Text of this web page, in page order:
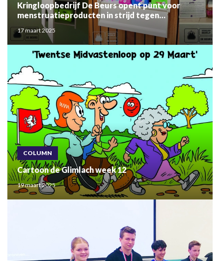
Kringloopbedrijf De Beurs opent punt voor
menstruatieproducten in strijd tegen
menstruatiearmoede
17 maart 2025
COLUMN
Cartoon de Glimlach week 12
19 maart 2025